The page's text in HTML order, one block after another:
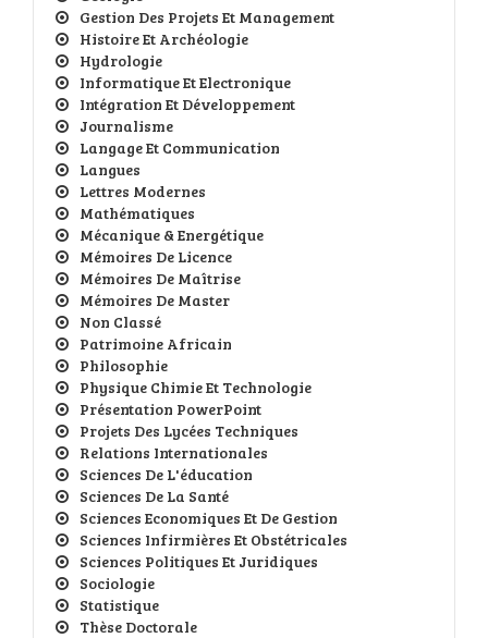
Gestion Des Projets Et Management
Histoire Et Archéologie
Hydrologie
Informatique Et Electronique
Intégration Et Développement
Journalisme
Langage Et Communication
Langues
Lettres Modernes
Mathématiques
Mécanique & Energétique
Mémoires De Licence
Mémoires De Maîtrise
Mémoires De Master
Non Classé
Patrimoine Africain
Philosophie
Physique Chimie Et Technologie
Présentation PowerPoint
Projets Des Lycées Techniques
Relations Internationales
Sciences De L'éducation
Sciences De La Santé
Sciences Economiques Et De Gestion
Sciences Infirmières Et Obstétricales
Sciences Politiques Et Juridiques
Sociologie
Statistique
Thèse Doctorale